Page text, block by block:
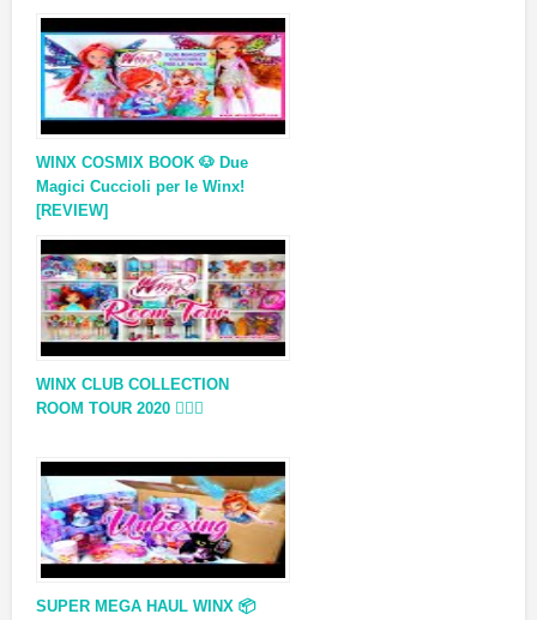
WINX COSMIX BOOK 🐶 Due
Magici Cuccioli per le Winx!
[REVIEW]
WINX CLUB COLLECTION
ROOM TOUR 2020 🧚‍♀️✨
SUPER MEGA HAUL WINX 📦